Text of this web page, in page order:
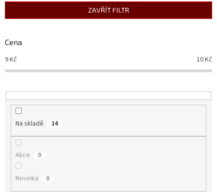
r
d
k
t
ZAVŘÍT FILTR
Cena
9Kč 10Kč
Na skladě 14
Akce 0
Novinka 0